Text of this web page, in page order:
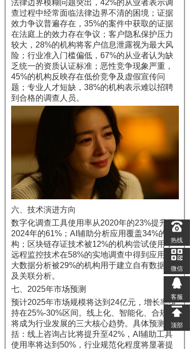
法律边界模糊问题突出，42%的从业者表示调
查过程中经常面临法律边界不清的困境；证据
效力争议普遍存在，35%的案件中获取的证据
在法庭上的效力存在争议；客户隐私保护压力
较大，28%的机构将客户信息泄露视为最大风
险；行业准入门槛偏低，67%的从业者认为缺
乏统一的资质认证标准；恶性竞争现象严重，
45%的机构反映存在低价竞争及虚假宣传问
题；专业人才短缺，38%的机构表示难以招聘
到合格的调查人员。
六、技术演进方向
数字化调查工具使用率从2020年的23%提升至
2024年的61%；AI辅助分析应用覆盖34%的机
构；区块链存证技术被12%的机构尝试使用；
远程监控技术在58%的实地调查中得到应用；
大数据分析被29%的机构用于建立自有数据库
及关联分析。
七、2025年市场预测
预计2025年市场规模将达到24亿元，增长率维
持在25%-30%区间。线上化、智能化、合规化
将成为行业发展的三大核心趋势。具体预测包
括：线上咨询占比将提升至42%，AI辅助工具
使用率将达到50%，行业规范化程度将显著提
热线
微信
客服
顶部